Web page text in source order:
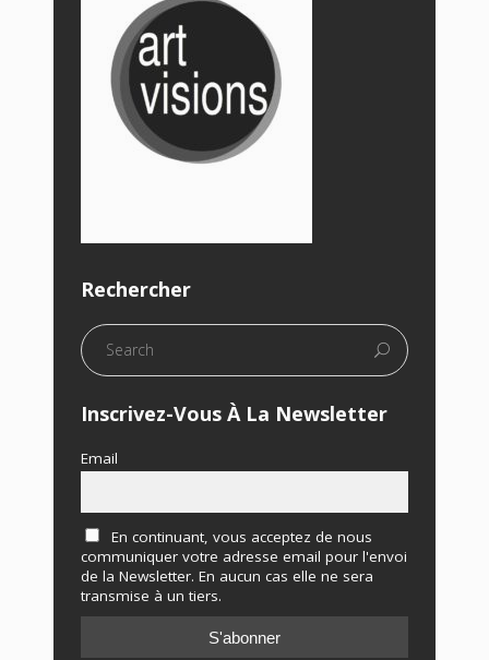
Rechercher
Inscrivez-Vous À La Newsletter
Email
En continuant, vous acceptez de nous
communiquer votre adresse email pour l'envoi
de la Newsletter. En aucun cas elle ne sera
transmise à un tiers.